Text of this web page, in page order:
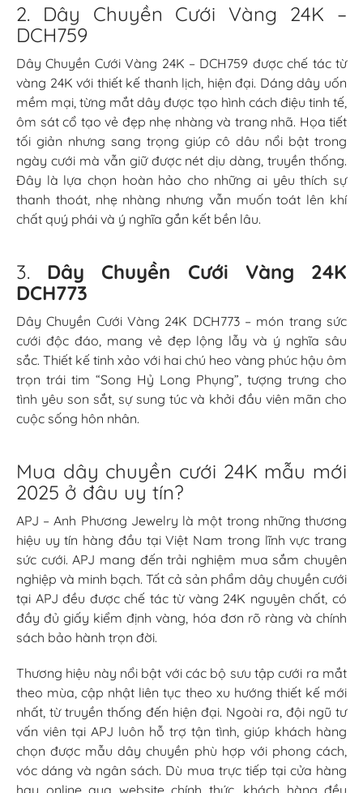
2. Dây Chuyền Cưới Vàng 24K –
DCH759
Dây Chuyền Cưới Vàng 24K – DCH759 được chế tác từ
vàng 24K với thiết kế thanh lịch, hiện đại. Dáng dây uốn
mềm mại, từng mắt dây được tạo hình cách điệu tinh tế,
ôm sát cổ tạo vẻ đẹp nhẹ nhàng và trang nhã. Họa tiết
tối giản nhưng sang trọng giúp cô dâu nổi bật trong
ngày cưới mà vẫn giữ được nét dịu dàng, truyền thống.
Đây là lựa chọn hoàn hảo cho những ai yêu thích sự
thanh thoát, nhẹ nhàng nhưng vẫn muốn toát lên khí
chất quý phái và ý nghĩa gắn kết bền lâu.
3. Dây Chuyền Cưới Vàng 24K
DCH773
Dây Chuyền Cưới Vàng 24K DCH773 – món trang sức
cưới độc đáo, mang vẻ đẹp lộng lẫy và ý nghĩa sâu
sắc. Thiết kế tinh xảo với hai chú heo vàng phúc hậu ôm
trọn trái tim “Song Hỷ Long Phụng”, tượng trưng cho
tình yêu son sắt, sự sung túc và khởi đầu viên mãn cho
cuộc sống hôn nhân.
Mua dây chuyền cưới 24K mẫu mới
2025 ở đâu uy tín?
APJ – Anh Phương Jewelry là một trong những thương
hiệu uy tín hàng đầu tại Việt Nam trong lĩnh vực trang
sức cưới. APJ mang đến trải nghiệm mua sắm chuyên
nghiệp và minh bạch. Tất cả sản phẩm dây chuyền cưới
tại APJ đều được chế tác từ vàng 24K nguyên chất, có
đầy đủ giấy kiểm định vàng, hóa đơn rõ ràng và chính
sách bảo hành trọn đời.
Thương hiệu này nổi bật với các bộ sưu tập cưới ra mắt
theo mùa, cập nhật liên tục theo xu hướng thiết kế mới
nhất, từ truyền thống đến hiện đại. Ngoài ra, đội ngũ tư
vấn viên tại APJ luôn hỗ trợ tận tình, giúp khách hàng
chọn được mẫu dây chuyền phù hợp với phong cách,
vóc dáng và ngân sách. Dù mua trực tiếp tại cửa hàng
hay online qua website chính thức, khách hàng đều